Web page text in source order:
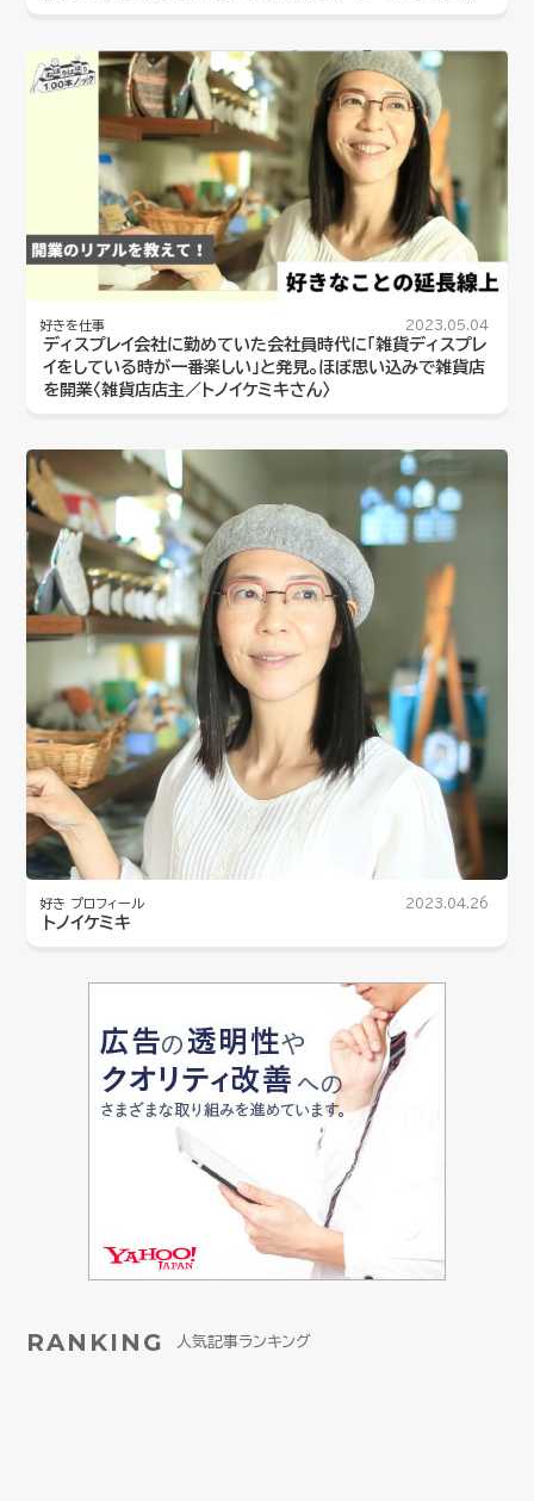
好きを仕事 2023.05.04
ディスプレイ会社に勤めていた会社員時代に「雑貨ディスプレ
イをしている時が一番楽しい」と発見。ほぼ思い込みで雑貨店
を開業〈雑貨店店主／トノイケミキさん〉
好き プロフィール 2023.04.26
トノイケミキ
RANKING 人気記事ランキング